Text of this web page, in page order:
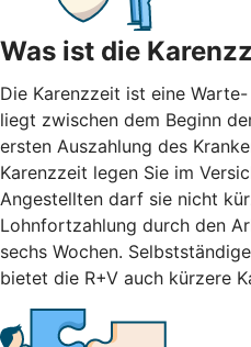
Was ist die
Die Karenzzeit ist eine
liegt zwischen dem Beginn
ersten Auszahlung des
Karenzzeit legen Sie im
Angestellten darf sie nicht
Lohnfortzahlung durch den
sechs Wochen.
bietet die R+V auch kürzere